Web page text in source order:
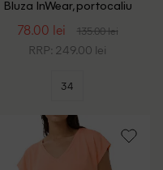
Bluza InWear, portocaliu
78.00 lei 135.00 lei
RRP: 249.00 lei
34